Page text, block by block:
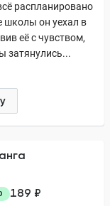
распланировано
школы он уехал в
её с чувством,
затянулись...
189 ₽